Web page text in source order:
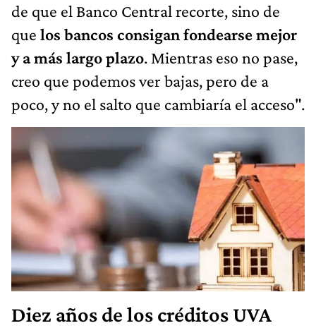
de que el Banco Central recorte, sino de
que los bancos consigan fondearse mejor
y a más largo plazo. Mientras eso no pase,
creo que podemos ver bajas, pero de a
poco, y no el salto que cambiaría el acceso".
Diez años de los créditos UVA